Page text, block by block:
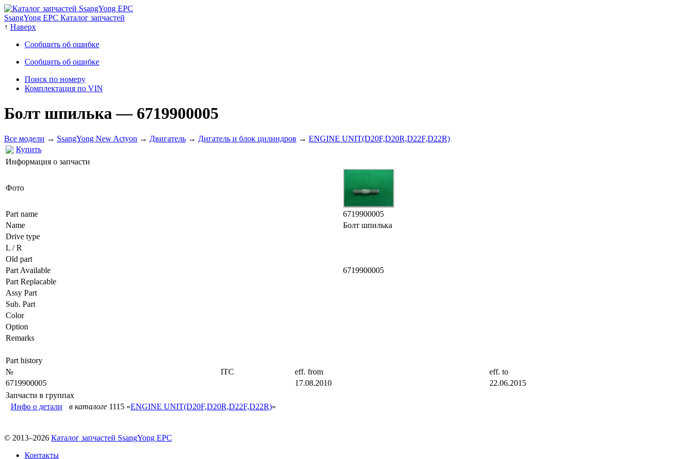
SsangYong EPC Каталог запчастей
↑ Наверх
Сообщить об ошибке
Сообщить об ошибке
Поиск по номеру
Комплектация по VIN
Болт шпилька— 6719900005
Все модели → SsangYong New Actyon → Двигатель → Дигатель и блок цилиндров → ENGINE UNIT(D20F,D20R,D22F,D22R)
Купить
Информация о запчасти
Фото
Part name
6719900005
Name
Болт шпилька
Drive type
L / R
Old part
Part Available
6719900005
Part Replacable
Assy Part
Sub. Part
Color
Option
Remarks
Part history
№
ITC eff. from
eff. to
6719900005
17.08.2010
22.06.2015
Запчасти в группах
Инфо о детали
в каталоге 1115 «ENGINE UNIT(D20F,D20R,D22F,D22R)»
© 2013–2026 Каталог запчастей SsangYong EPC
Контакты